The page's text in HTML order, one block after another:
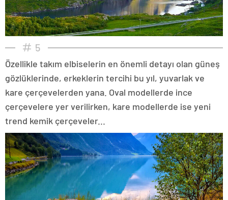
5
Özellikle takım elbiselerin en önemli detayı olan güneş
gözlüklerinde, erkeklerin tercihi bu yıl, yuvarlak ve
kare çerçevelerden yana. Oval modellerde ince
çerçevelere yer verilirken, kare modellerde ise yeni
trend kemik çerçeveler...